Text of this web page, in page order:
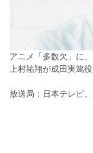
アニメ「多数欠」に、
上村祐翔が成田実篤
放送局：日本テレビ